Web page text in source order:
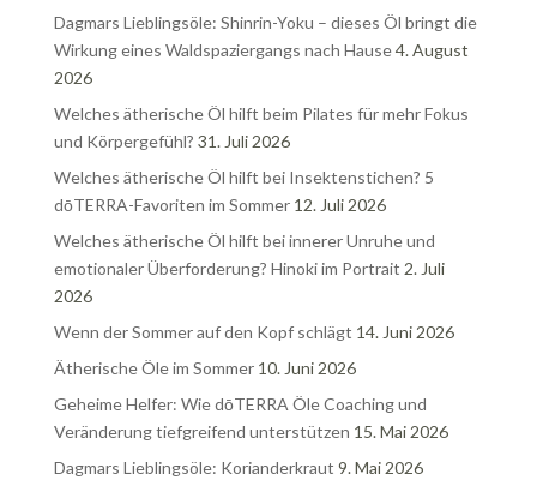
Dagmars Lieblingsöle: Shinrin-Yoku – dieses Öl bringt die
Wirkung eines Waldspaziergangs nach Hause4. August
2026
Welches ätherische Öl hilft beim Pilates für mehr Fokus
und Körpergefühl? 31. Juli 2026
Welches ätherische Öl hilft bei Insektenstichen? 5
dōTERRA-Favoriten im Sommer 12. Juli 2026
Welches ätherische Öl hilft bei innerer Unruhe und
emotionaler Überforderung? Hinoki im Portrait 2. Juli
2026
Wenn der Sommer auf den Kopf schlägt 14. Juni 2026
Ätherische Öle im Sommer 10. Juni 2026
Geheime Helfer: Wie dōTERRA Öle Coaching und
Veränderung tiefgreifend unterstützen 15. Mai 2026
Dagmars Lieblingsöle: Korianderkraut 9. Mai 2026